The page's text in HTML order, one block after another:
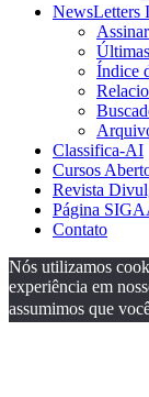
NewsLetters
Índice
Classifica-AI
Cursos
Revista
Página
Contato
Nós utilizamos
experiência em
assumimos que